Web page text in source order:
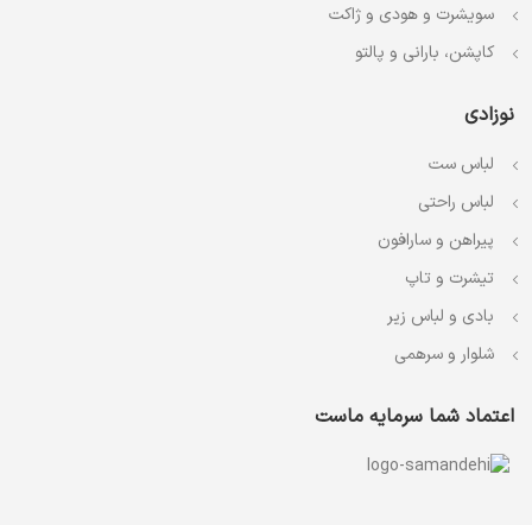
سویشرت و هودی و ژاکت
کاپشن، بارانی و پالتو
نوزادی
لباس ست
لباس راحتی
پیراهن و سارافون
تیشرت و تاپ
بادی و لباس زیر
شلوار و سرهمی
اعتماد شما سرمایه ماست